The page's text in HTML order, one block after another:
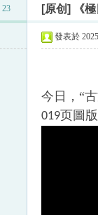
› ›
23 [原创] 《
發表於
今日， “
019页 圖